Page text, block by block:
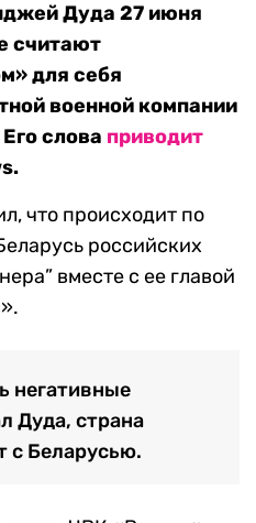
Дуда 27 июня
считают
для себя
военной компании
слова приводит
что происходит по
российских
вместе с ее главой
негативные
Дуда, страна
с Беларусью.